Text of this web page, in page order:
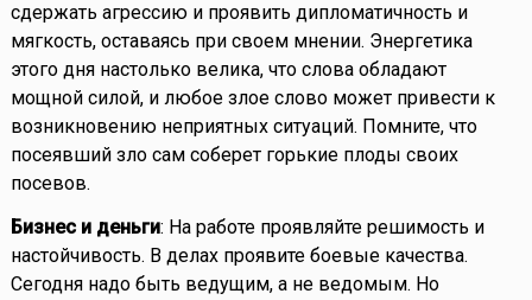
сдержать агрессию и проявить дипломатичность и
мягкость, оставаясь при своем мнении. Энергетика
этого дня настолько велика, что слова обладают
мощной силой, и любое злое слово может привести к
возникновению неприятных ситуаций. Помните, что
посеявший зло сам соберет горькие плоды своих
посевов.
Бизнес и деньги: На работе проявляйте решимость и
настойчивость. В делах проявите боевые качества.
Сегодня надо быть ведущим, а не ведомым. Но